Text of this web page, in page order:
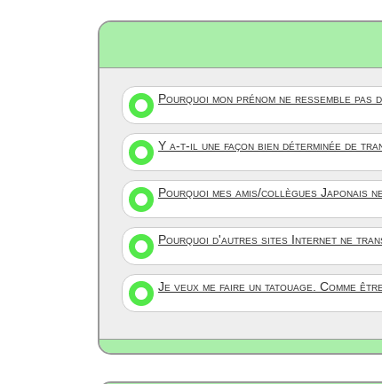
Pourquoi mon prénom ne ressemble
Y a-t-il une façon bien déterminée de
Pourquoi mes amis/collègues Japonais
Pourquoi d'autres sites Internet ne
Je veux me faire un tatouage. Comme